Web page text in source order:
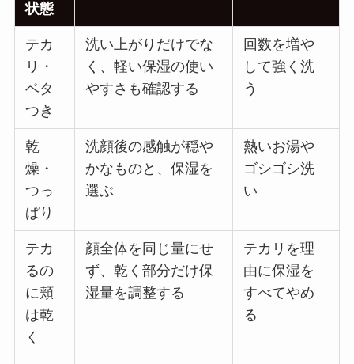
状態
テカ
リ・
ベタ
つき
洗い上がりだけでな
く、軽い保湿の使い
やすさも確認する
回数を増や
して強く洗
う
乾
燥・
つっ
ぱり
洗顔後の感触が穏や
かなものと、保湿を
選ぶ
熱いお湯や
ゴシゴシ洗
い
テカ
るの
に頬
は乾
く
顔全体を同じ量にせ
ず、乾く部分だけ保
湿量を調整する
テカリを理
由に保湿を
すべてやめ
る